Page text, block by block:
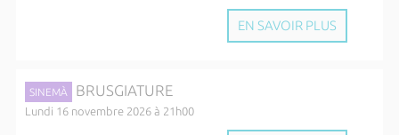
EN SAVOIR PLUS
SINEMÀ BRUSGIATURE
Lundi 16 novembre 2026 à 21h00